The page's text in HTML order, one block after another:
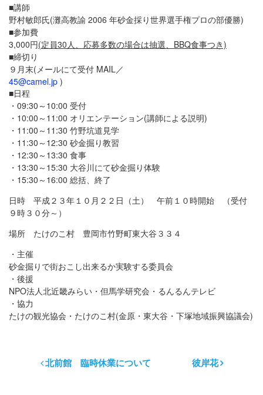
■講師
野村敏郎氏(灘高教諭 2006 年砂金採り世界選手権プロの部優勝)
■参加費
3,000円(定員30人、応募多数の場合は抽選、BBQ食事つき)
■締切り
９月末(メールにて受付 MAIL／
45@camel.jp )
■日程
・09:30～10:00 受付
・10:00～11:00 オリエンテーション(講師による説明)
・11:00～11:30 竹野坑道見学
・11:30～12:30 砂金掘り教習
・12:30～13:30 食事
・13:30～15:30 大谷川にて砂金掘り体験
・15:30～16:00 総括、終了
日時 平成２３年１０月２２日（土） 午前１０時開始 （受付
９時３０分～）
場所 たけのこ村 豊岡市竹野町東大谷３３４
・主催
砂金掘りで街おこし出来るか実験する委員会
・後援
NPO法人北近畿みらい・但馬学研究会・るんるんテレビ
・協力
たけの観光協会・たけのこ村(金原・東大谷・下塚地域振興協議会)
北前館 臨時休業について 彼岸花